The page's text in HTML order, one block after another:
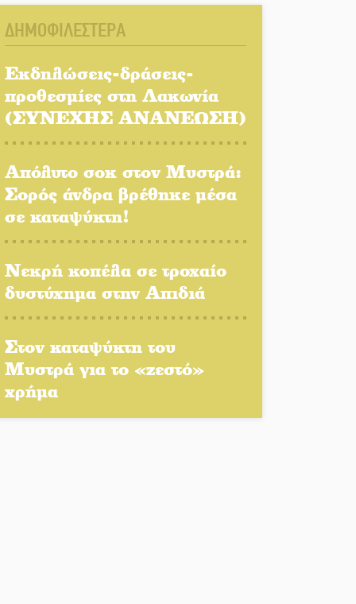
Ένα «ταξίδι» τέχνης και
χρωμάτων στη Νεάπολη
Τα Λαγκάδια κρατούν
Στους ρυθμούς της
Ελεωνόρας Ζουγανέλη το
Πλούσιο πολιτιστικό
πρόγραμμα δίνει «χρώμα»
Χασισοφυτεία στην
Παλαιοπαναγιά ξεσκέπασε η
Μπαρόκ μελωδίες κάτω από
ΔΗΜΟΦΙΛΕΣΤΕΡΑ
Εκδηλώσεις-δράσεις-
προθεσμίες στη Λακωνία
(ΣΥΝΕΧΗΣ ΑΝΑΝΕΩΣΗ)
Απόλυτο σοκ στον Μυστρά:
Σορός άνδρα βρέθηκε μέσα
σε καταψύκτη!
Νεκρή κοπέλα σε τροχαίο
δυστύχημα στην Απιδιά
Στον καταψύκτη του
Μυστρά για το «ζεστό»
χρήμα